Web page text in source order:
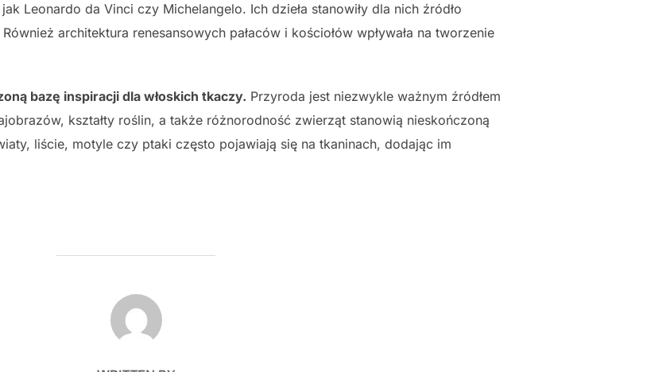
Leonardo da Vinci czy Michelangelo. Ich dzieła stanowiły dla nich źródło
architektura renesansowych pałaców i kościołów wpływała na tworzenie
bazę inspiracji dla włoskich tkaczy. Przyroda jest niezwykle ważnym źródłem
kształty roślin, a także różnorodność zwierząt stanowią nieskończoną
liście, motyle czy ptaki często pojawiają się na tkaninach, dodając im
POST AUTHOR